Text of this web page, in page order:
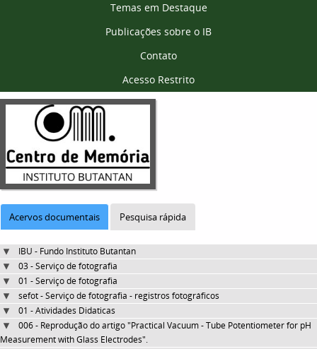
Temas em Destaque
Publicações sobre o IB
Contato
Acesso Restrito
Acervos documentais Pesquisa rápida
IBU - Fundo Instituto Butantan
03 - Serviço de fotografia
01 - Serviço de fotografia
sefot - Serviço de fotografia - registros fotográficos
01 - Atividades Didaticas
006 - Reprodução do artigo "Practical Vacuum - Tube Potentiometer for pH
Measurement with Glass Electrodes".